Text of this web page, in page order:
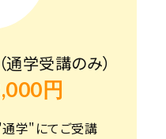
（通学受講のみ）
円
学"にてご受講